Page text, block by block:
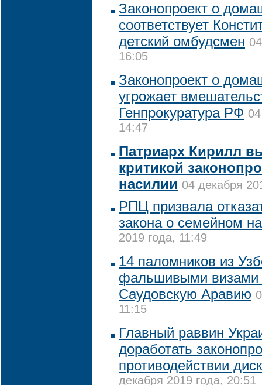
Законопроект о
соответствует
детский омбудсмен
16:05
Законопроект о
угрожает
Генпрокуратура РФ
14:47
Патриарх Кирилл
критикой
насилии 04 декабря
РПЦ призвала
закона о семейном
2019 года, 11:49
14 паломников из
фальшивыми визами
Саудовскую Аравию
11:15
Главный раввин
доработать
противодействии
декабря 2019 года, 20:51